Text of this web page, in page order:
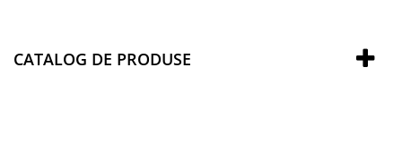
CATALOG DE PRODUSE